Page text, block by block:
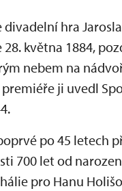
divadelní hra
května 1884,
nebem na
ji uvedl
po 45
700 let od
pro Hanu